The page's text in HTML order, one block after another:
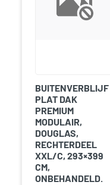
BUITENVERBLIJF
PLAT DAK
PREMIUM
MODULAIR,
DOUGLAS,
RECHTERDEEL
XXL/C, 293×399
CM,
ONBEHANDELD.